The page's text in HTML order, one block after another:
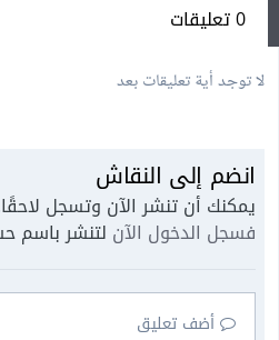
0 تعليقات
لا توجد أية تعليقات بعد
انضم إلى النقاش
يمكنك أن تنشر الآن وتسجل
فسجل الدخول الآن لتنشر باسم
أضف تعليق